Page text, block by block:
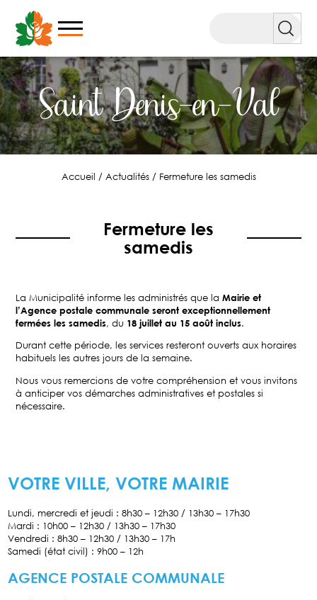
contenu
Saint Denis-en-Val
Accueil / Actualités/ Fermeture les samedis
Fermeture les
samedis
La Municipalité informe les administrés que laMairie et
l’Agence postale communale seront exceptionnellement
fermées les samedis, du 18 juillet au 15 août inclus.
Durant cette période, les services resteront ouverts aux horaires
habituels les autres jours de la semaine.
Nous vous remercions de votre compréhension et vous invitons
à anticiper vos démarches administratives et postales si
nécessaire.
VOTRE VILLE, VOTRE MAIRIE
Lundi, mercredi et jeudi : 8h30 – 12h30 / 13h30 – 17h30
Mardi : 10h00 – 12h30 / 13h30 – 17h30
Vendredi : 8h30 – 12h30 / 13h30 – 17h
Samedi (état civil) : 9h00 – 12h
AGENCE POSTALE COMMUNALE